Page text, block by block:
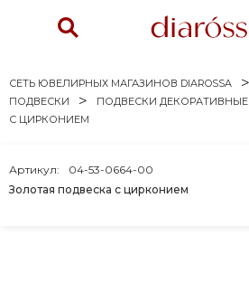
СЕТЬ ЮВЕЛИРНЫХ МАГАЗИНОВ DIAROSSA
ПОДВЕСКИ
ПОДВЕСКИ ДЕКОРАТИВНЫЕ
С ЦИРКОНИЕМ
Золотая подвеска с цирконием
Артикул: 04-53-0664-00